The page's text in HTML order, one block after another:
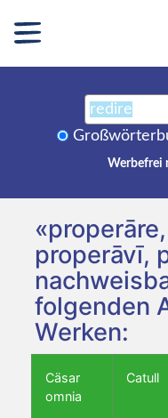
Werbefrei
properāvī,
folgenden
Werken:
Cäsar
omnia
Catull